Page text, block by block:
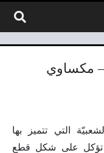
– مكساوي
التي تتميز بها
تؤكل على شكل قطعٍ